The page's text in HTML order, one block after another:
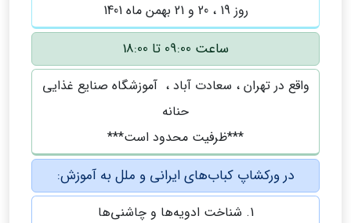
روز 19 ، 20 و 21 بهمن ماه 1401
ساعت 09:00 تا 18:00
واقع در تهران ، سعادت آباد ، آموزشگاه صنایع غذایی
حنانه
***ظرفیت محدود است***
در ورکشاپ کباب‌های ایرانی و ملل به آموزش:
1. شناخت ادویه‌ها و چاشنی‌ها